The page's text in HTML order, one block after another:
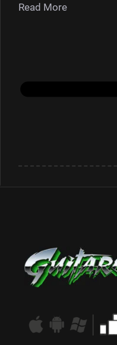
Read More